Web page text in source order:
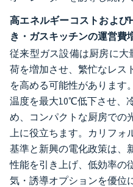
高エネルギーコストおよび
き・ガスキッチンの運営費
従来型ガス設備は厨房に大
荷を増加させ、繁忙なレス
を高める可能性があります
温度を最大10℃低下させ、
め、コンパクトな厨房での
上に役立ちます。カリフォ
基準と新興の電化政策は、
性能を引き上げ、低効率の
気・誘導オプションを優位